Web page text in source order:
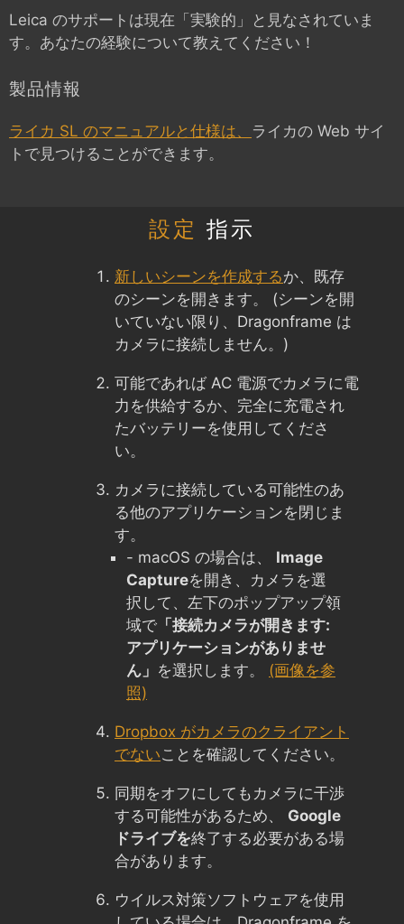
Leica のサポートは現在「実験的」と見なされていま
す。あなたの経験について教えてください！
製品情報
ライカ SL のマニュアルと仕様は、 ライカの Web サイ
トで見つけることができます。
設定 指示
新しいシーンを作成するか、既存
のシーンを開きます。 (シーンを開
いていない限り、Dragonframe は
カメラに接続しません。)
可能であれば AC 電源でカメラに電
力を供給するか、完全に充電され
たバッテリーを使用してくださ
い。
カメラに接続している可能性のあ
る他のアプリケーションを閉じま
す。
- macOS の場合は、 Image
Captureを開き、カメラを選
択して、左下のポップアップ領
域で 「接続カメラが開きます:
アプリケーションがありませ
ん」 を選択します。 (画像を参
照)
Dropbox がカメラのクライアント
でないことを確認してください。
同期をオフにしてもカメラに干渉
する可能性があるため、 Google
ドライブを終了する必要がある場
合があります。
ウイルス対策ソフトウェアを使用